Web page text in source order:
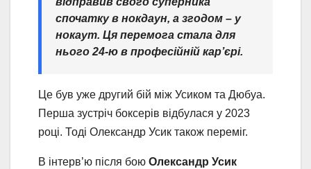
спочатку в нокдаун, а згодом – у
нокаут. Ця перемога стала для
нього 24‑ю в професійній кар’єрі.
Це був уже другий бій між Усиком та Дюбуа.
Перша зустріч боксерів відбулася у 2023
році. Тоді Олександр Усик також переміг.
В інтерв’ю після бою Олександр Усик